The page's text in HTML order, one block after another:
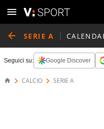
SERIE A
Seguici su: Google Discover
CALCIO SERIE A